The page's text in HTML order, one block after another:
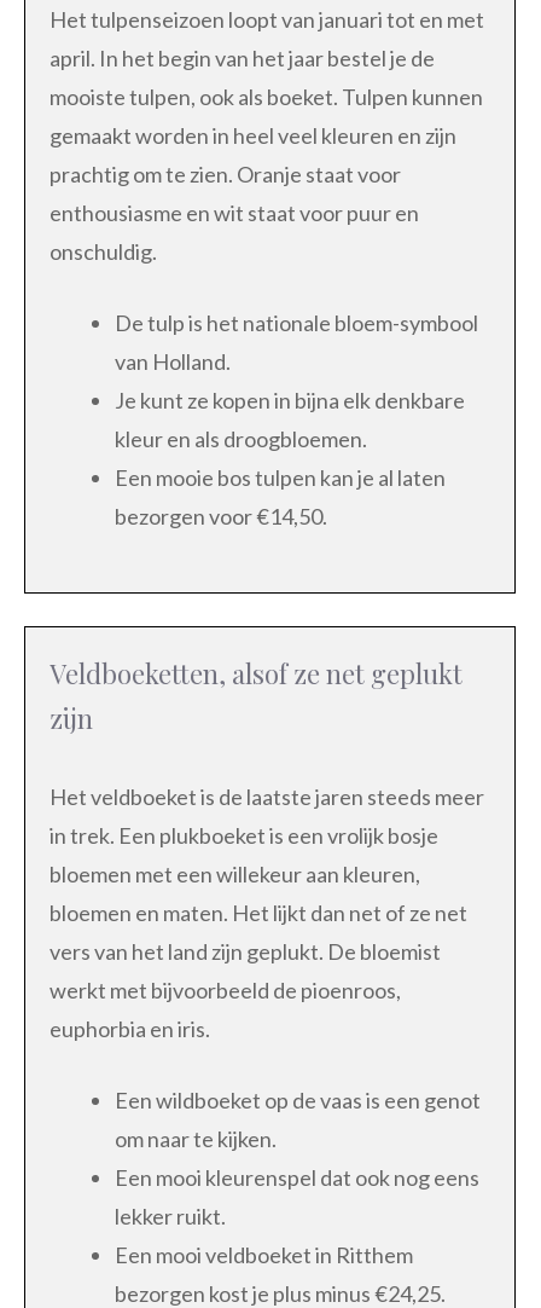
Het tulpenseizoen loopt van januari tot en met
april. In het begin van het jaar bestel je de
mooiste tulpen, ook als boeket. Tulpen kunnen
gemaakt worden in heel veel kleuren en zijn
prachtig om te zien. Oranje staat voor
enthousiasme en wit staat voor puur en
onschuldig.
De tulp is het nationale bloem-symbool
van Holland.
Je kunt ze kopen in bijna elk denkbare
kleur en als droogbloemen.
Een mooie bos tulpen kan je al laten
bezorgen voor €14,50.
Veldboeketten, alsof ze net geplukt
zijn
Het veldboeket is de laatste jaren steeds meer
in trek. Een plukboeket is een vrolijk bosje
bloemen met een willekeur aan kleuren,
bloemen en maten. Het lijkt dan net of ze net
vers van het land zijn geplukt. De bloemist
werkt met bijvoorbeeld de pioenroos,
euphorbia en iris.
Een wildboeket op de vaas is een genot
om naar te kijken.
Een mooi kleurenspel dat ook nog eens
lekker ruikt.
Een mooi veldboeket in Ritthem
bezorgen kost je plus minus €24,25.